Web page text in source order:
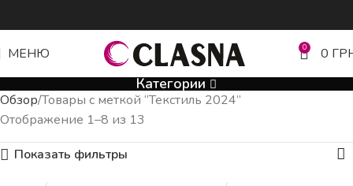
МЕНЮ 0 0
Категории
Обзор Товары с меткой “Текстиль 2024”
Отображение 1–8 из 13
Показать фильтры